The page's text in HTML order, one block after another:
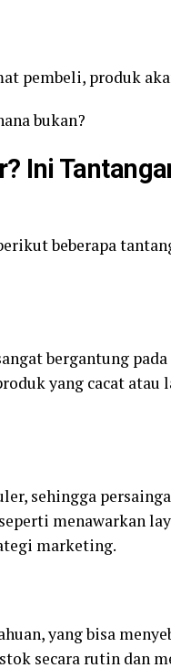
pembeli, produk
bukan?
Ini
beberapa
bergantung
yang cacat atau
sehingga
menawarkan
marketing.
yang bisa
secara rutin dan